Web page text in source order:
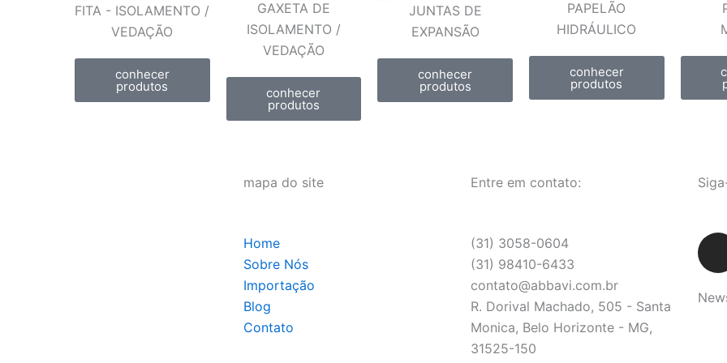
FITA - ISOLAMENTO /
VEDAÇÃO
conhecer
produtos
GAXETA DE
ISOLAMENTO /
VEDAÇÃO
conhecer
produtos
JUNTAS DE
EXPANSÃO
conhecer
produtos
PAPELÃO
HIDRÁULICO
conhecer
produtos
mapa do site
Home
Sobre Nós
Importação
Blog
Contato
Entre em contato:
(31) 3058-0604
(31) 98410-6433
contato@abbavi.com.br
R. Dorival Machado, 505 - Santa
Monica, Belo Horizonte - MG,
31525-150
I
t